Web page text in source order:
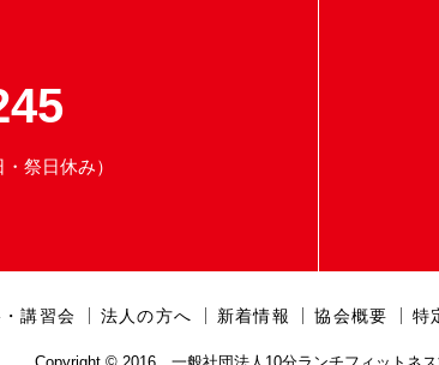
祭日休み）
講習会 法人の方へ 新着情報 協会概要 特